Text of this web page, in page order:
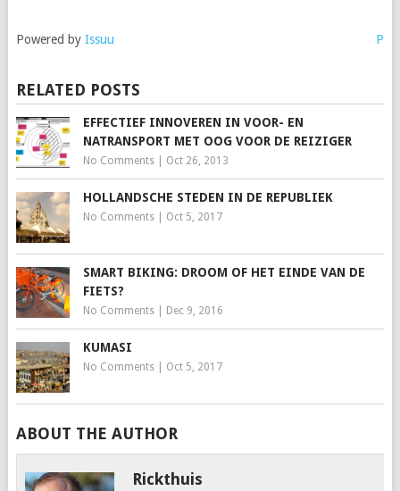
Powered by Issuu
RELATED POSTS
EFFECTIEF INNOVEREN IN VOOR- EN
NATRANSPORT MET OOG VOOR DE REIZIGER
No Comments| Oct 26, 2013
HOLLANDSCHE STEDEN IN DE REPUBLIEK
No Comments| Oct 5, 2017
SMART BIKING: DROOM OF HET EINDE VAN DE
FIETS?
No Comments| Dec 9, 2016
KUMASI
No Comments| Oct 5, 2017
ABOUT THE AUTHOR
Rickthuis